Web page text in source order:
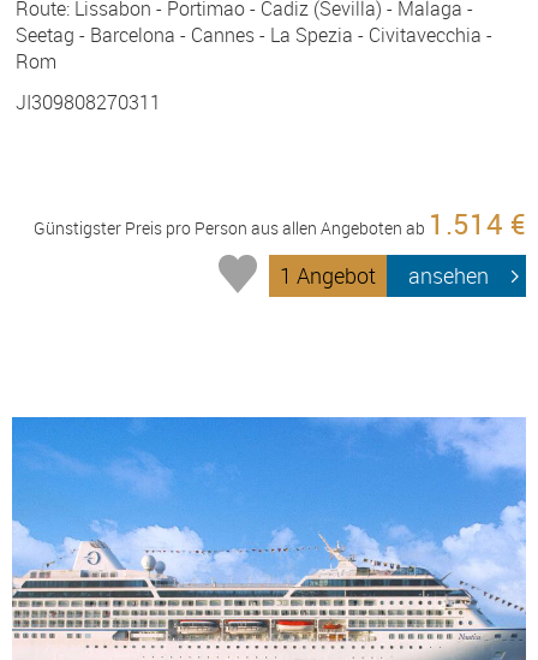
Route: Lissabon - Portimao - Cadiz (Sevilla) - Malaga -
Seetag - Barcelona - Cannes - La Spezia - Civitavecchia -
Rom
JI309808270311
Günstigster Preis pro Person aus allen Angeboten ab 1.514 €
1 Angebot ansehen